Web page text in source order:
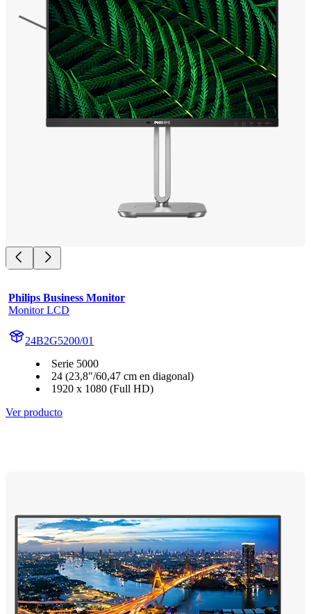
Philips Business Monitor
Monitor LCD
24B2G5200/01
Serie 5000
24 (23,8"/60,47 cm en diagonal)
1920 x 1080 (Full HD)
Ver producto